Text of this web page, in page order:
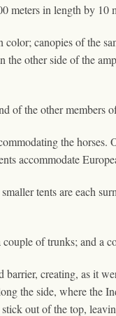
meters in length by
canopies of the
other side of the
of the other
the
accommodate
tents are each
of trunks; and a
barrier, creating, as
the side, where the
out of the top,